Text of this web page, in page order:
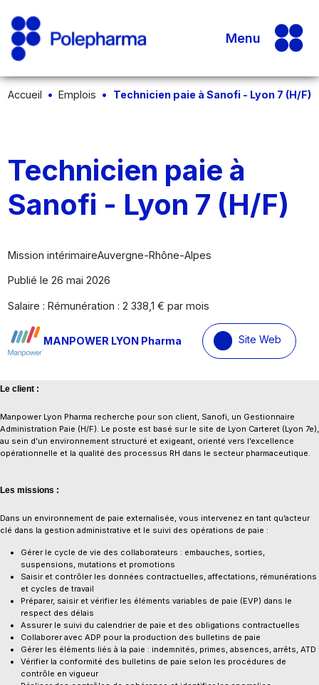
Menu
Accueil Emplois Technicien paie à Sanofi - Lyon 7 (H/F)
Technicien paie à
Sanofi - Lyon 7 (H/F)
Mission intérimaireAuvergne-Rhône-Alpes
Publié le 26 mai 2026
Salaire : Rémunération : 2 338,1 € par mois
MANPOWER LYON Pharma Site Web
Le client :
Manpower Lyon Pharma recherche pour son client, Sanofi, un Gestionnaire
Administration Paie (H/F). Le poste est basé sur le site de Lyon Carteret (Lyon 7e),
au sein d’un environnement structuré et exigeant, orienté vers l’excellence
opérationnelle et la qualité des processus RH dans le secteur pharmaceutique.
Les missions :
Dans un environnement de paie externalisée, vous intervenez en tant qu’acteur
clé dans la gestion administrative et le suivi des opérations de paie :
Gérer le cycle de vie des collaborateurs : embauches, sorties,
suspensions, mutations et promotions
Saisir et contrôler les données contractuelles, affectations, rémunérations
et cycles de travail
Préparer, saisir et vérifier les éléments variables de paie (EVP) dans le
respect des délais
Assurer le suivi du calendrier de paie et des obligations contractuelles
Collaborer avec ADP pour la production des bulletins de paie
Gérer les éléments liés à la paie : indemnités, primes, absences, arrêts, ATD
Vérifier la conformité des bulletins de paie selon les procédures de
contrôle en vigueur